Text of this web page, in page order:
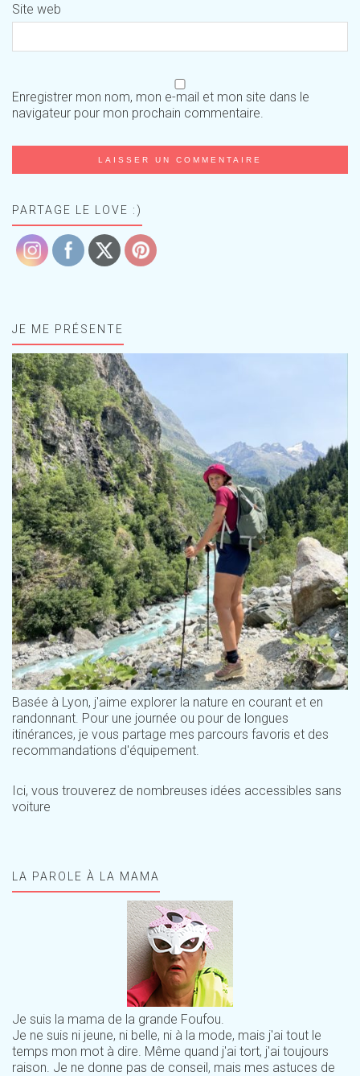
Site web
Enregistrer mon nom, mon e-mail et mon site dans le
navigateur pour mon prochain commentaire.
PARTAGE LE LOVE :)
JE ME PRÉSENTE
Basée à Lyon, j'aime explorer la nature en courant et en
randonnant. Pour une journée ou pour de longues
itinérances, je vous partage mes parcours favoris et des
recommandations d'équipement.
Ici, vous trouverez de nombreuses idées accessibles sans
voiture
LA PAROLE À LA MAMA
Je suis la mama de la grande Foufou.
Je ne suis ni jeune, ni belle, ni à la mode, mais j'ai tout le
temps mon mot à dire. Même quand j'ai tort, j'ai toujours
raison. Je ne donne pas de conseil, mais mes astuces de